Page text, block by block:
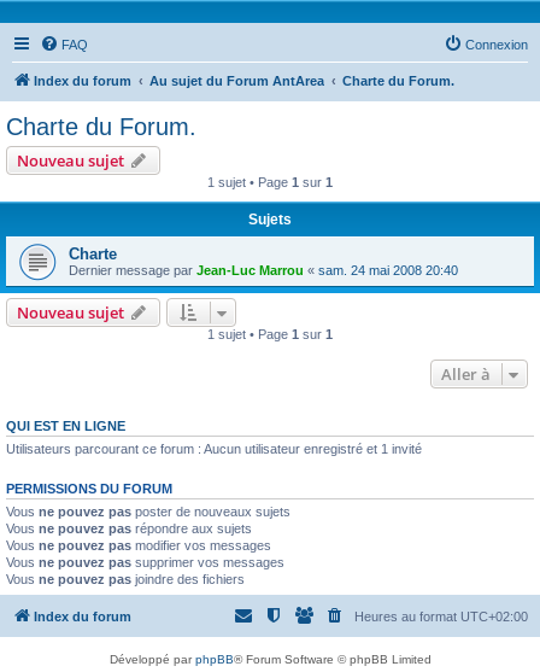
FAQ Connexion
Index du forum Au sujet du Forum AntArea Charte du Forum.
Charte du Forum.
Nouveau sujet
1 sujet • Page 1 sur 1
Sujets
Charte
Dernier message par Jean-Luc Marrou « sam. 24 mai 2008 20:40
Nouveau sujet
1 sujet • Page 1 sur 1
Aller à
QUI EST EN LIGNE
Utilisateurs parcourant ce forum : Aucun utilisateur enregistré et 1 invité
PERMISSIONS DU FORUM
Vous ne pouvez pas poster de nouveaux sujets
Vous ne pouvez pas répondre aux sujets
Vous ne pouvez pas modifier vos messages
Vous ne pouvez pas supprimer vos messages
Vous ne pouvez pas joindre des fichiers
Index du forum Heures au format UTC+02:00
Développé parphpBB® Forum Software © phpBB Limited